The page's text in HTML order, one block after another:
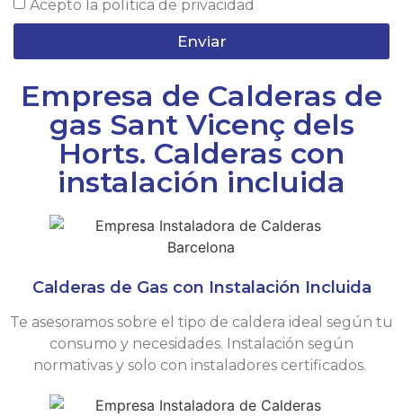
Acepto la política de privacidad
Enviar
Empresa de Calderas de
gas Sant Vicenç dels
Horts. Calderas con
instalación incluida
Calderas de Gas con Instalación Incluida
Te asesoramos sobre el tipo de caldera ideal según tu
consumo y necesidades. Instalación según
normativas y solo con instaladores certificados.